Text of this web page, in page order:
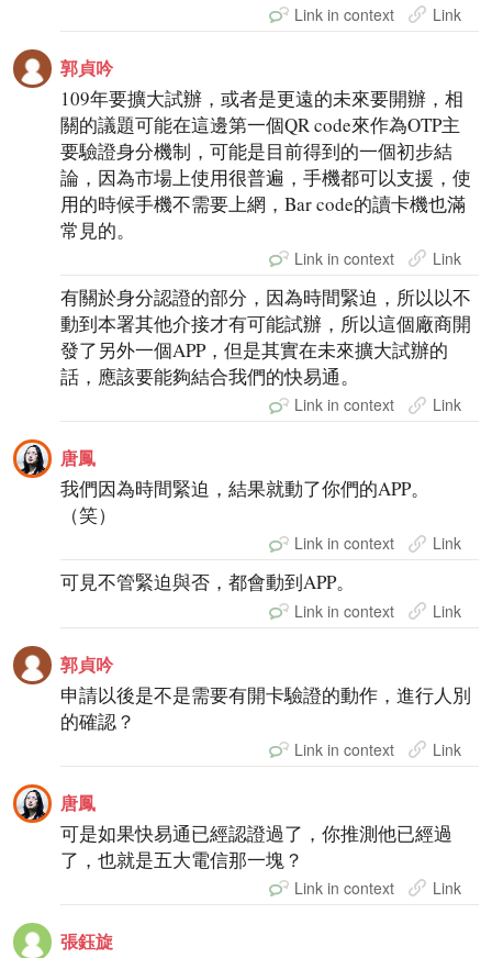
Link in context Link
郭貞吟
109年要擴大試辦，或者是更遠的未來要開辦，相
關的議題可能在這邊第一個QR code來作為OTP主
要驗證身分機制，可能是目前得到的一個初步結
論，因為市場上使用很普遍，手機都可以支援，使
用的時候手機不需要上網，Bar code的讀卡機也滿
常見的。
Link in context Link
有關於身分認證的部分，因為時間緊迫，所以以不
動到本署其他介接才有可能試辦，所以這個廠商開
發了另外一個APP，但是其實在未來擴大試辦的
話，應該要能夠結合我們的快易通。
Link in context Link
唐鳳
我們因為時間緊迫，結果就動了你們的APP。
（笑）
Link in context Link
可見不管緊迫與否，都會動到APP。
Link in context Link
郭貞吟
申請以後是不是需要有開卡驗證的動作，進行人別
的確認？
Link in context Link
唐鳳
可是如果快易通已經認證過了，你推測他已經過
了，也就是五大電信那一塊？
Link in context Link
張鈺旋